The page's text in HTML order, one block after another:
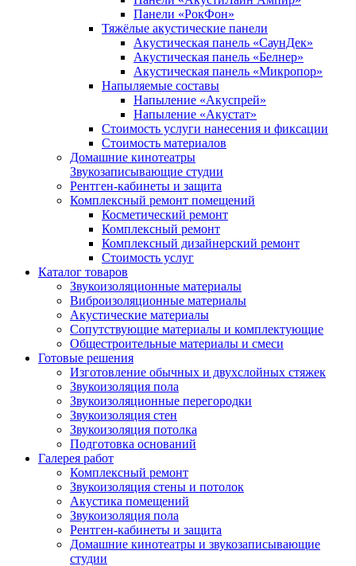
Панели «РокФон»
Тяжёлые акустические панели
Акустическая панель «СаунДек»
Акустическая панель «Белнер»
Акустическая панель «Микропор»
Напыляемые составы
Напыление «Акуспрей»
Напыление «Акустат»
Стоимость услуги нанесения и фиксации
Стоимость материалов
Домашние кинотеатры
Звукозаписывающие студии
Рентген-кабинеты и защита
Комплексный ремонт помещений
Косметический ремонт
Комплексный ремонт
Комплексный дизайнерский ремонт
Стоимость услуг
Каталог товаров
Звукоизоляционные материалы
Виброизоляционные материалы
Акустические материалы
Сопутствующие материалы и комплектующие
Общестроительные материалы и смеси
Готовые решения
Изготовление обычных и двухслойных стяжек
Звукоизоляция пола
Звукоизоляционные перегородки
Звукоизоляция стен
Звукоизоляция потолка
Подготовка оснований
Галерея работ
Комплексный ремонт
Звукоизоляция стены и потолок
Акустика помещений
Звукоизоляция пола
Рентген-кабинеты и защита
Домашние кинотеатры и звукозаписывающие
студии